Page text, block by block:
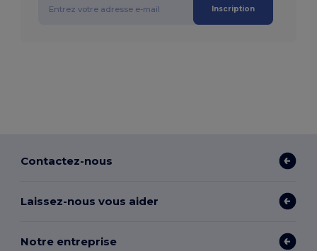
Inscription
Contactez-nous
Laissez-nous vous aider
Notre entreprise